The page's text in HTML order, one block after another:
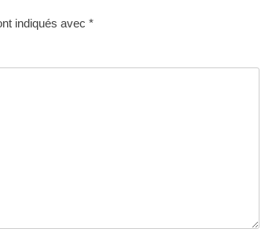
indiqués avec *